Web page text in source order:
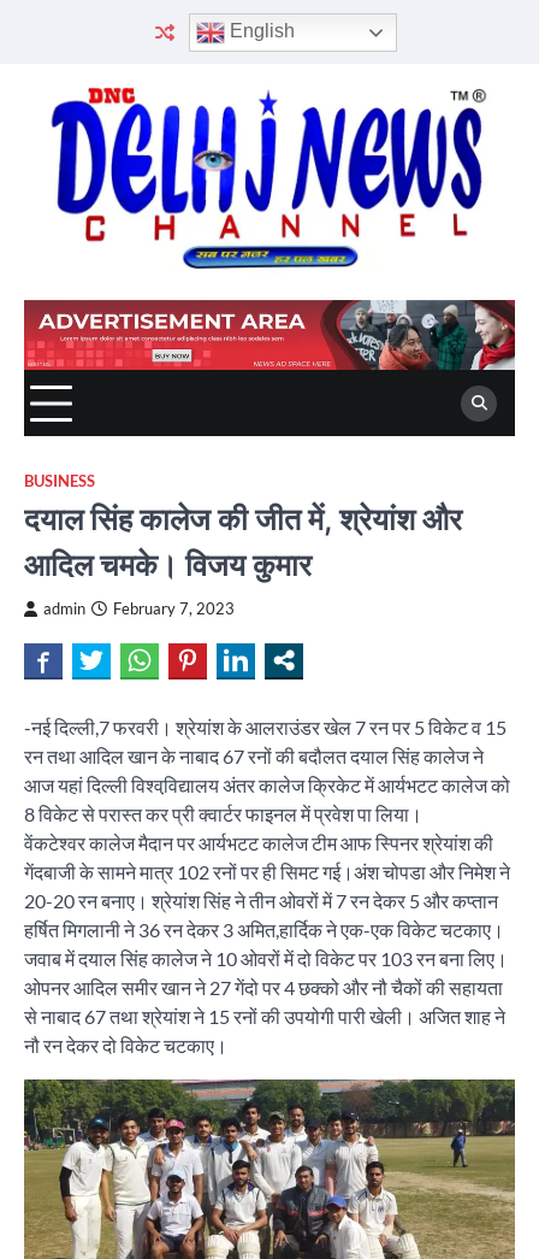
English
BUSINESS
दयाल सिंह कालेज की जीत में, श्रेयांश और
आदिल चमके। विजय कुमार
admin February 7, 2023
-नई दिल्ली,7 फरवरी। श्रेयांश के आलराउंडर खेल 7 रन पर 5 विकेट व 15
रन तथा आदिल खान के नाबाद 67 रनों की बदौलत दयाल सिंह कालेज ने
आज यहां दिल्ली विश्ववि़द्यालय अंतर कालेज क्रिकेट में आर्यभटट कालेज को
8 विकेट से परास्त कर प्री क्वार्टर फाइनल में प्रवेश पा लिया।
वेंकटेश्वर कालेज मैदान पर आर्यभटट कालेज टीम आफ स्पिनर श्रेयांश की
गेंदबाजी के सामने मात्र 102 रनों पर ही सिमट गई।अंश चोपडा और निमेश ने
20-20 रन बनाए। श्रेयांश सिंह ने तीन ओवरों में 7 रन देकर 5 और कप्तान
हर्षित मिगलानी ने 36 रन देकर 3 अमित,हार्दिक ने एक-एक विकेट चटकाए।
जवाब में दयाल सिंह कालेज ने 10 ओवरों में दो विकेट पर 103 रन बना लिए।
ओपनर आदिल समीर खान ने 27 गेंदो पर 4 छक्को और नौ चैकों की सहायता
से नाबाद 67 तथा श्रेयांश ने 15 रनों की उपयोगी पारी खेली। अजित शाह ने
नौ रन देकर दो विकेट चटकाए।